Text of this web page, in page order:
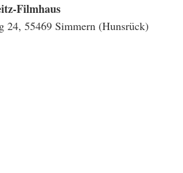
Filmhaus
24, 55469 Simmern (Hunsrück)